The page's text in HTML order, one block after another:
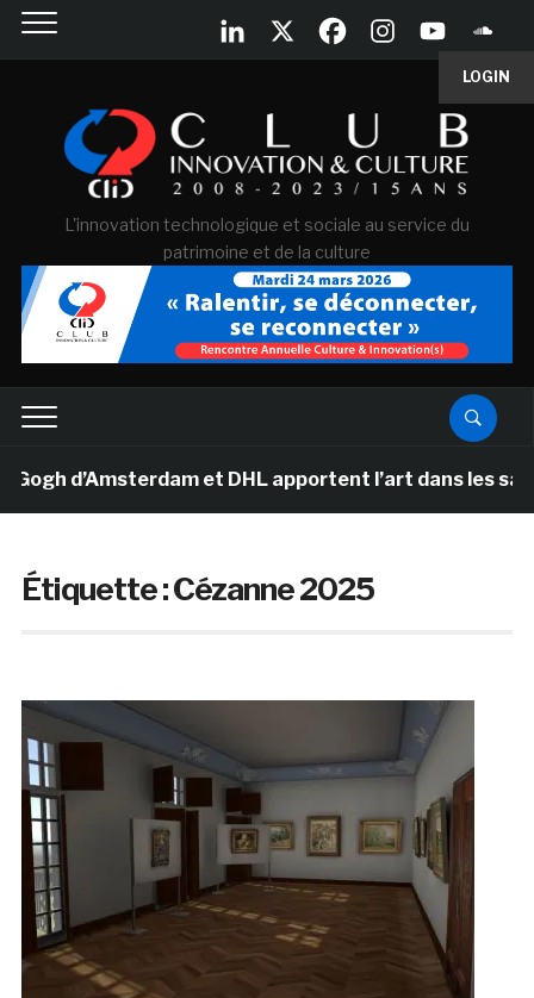
LOGIN
L'innovation technologique et sociale au service du
patrimoine et de la culture
d’Amsterdam et DHL apportent l’art dans les salles
Étiquette :Cézanne 2025